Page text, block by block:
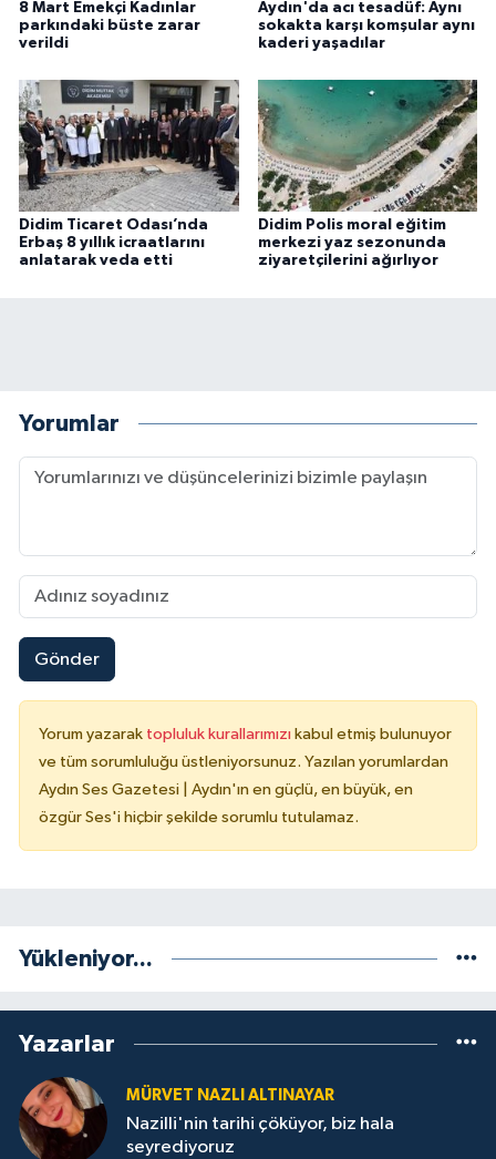
8 Mart Emekçi Kadınlar
parkındaki büste zarar
verildi
Aydın'da acı tesadüf: Aynı
sokakta karşı komşular aynı
kaderi yaşadılar
Didim Ticaret Odası’nda
Erbaş 8 yıllık icraatlarını
anlatarak veda etti
Didim Polis moral eğitim
merkezi yaz sezonunda
ziyaretçilerini ağırlıyor
Yorumlar
Gönder
Yorum yazarak topluluk kurallarımızı kabul etmiş bulunuyor
ve tüm sorumluluğu üstleniyorsunuz. Yazılan yorumlardan
Aydın Ses Gazetesi | Aydın'ın en güçlü, en büyük, en
özgür Ses'i hiçbir şekilde sorumlu tutulamaz.
Yükleniyor...
Yazarlar
MÜRVET NAZLI ALTINAYAR
Nazilli'nin tarihi çöküyor, biz hala
seyrediyoruz